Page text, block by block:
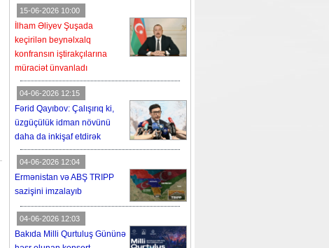
15-06-2026 10:00
İlham Əliyev Şuşada
keçirilən beynəlxalq
konfransın iştirakçılarına
müraciət ünvanladı
04-06-2026 12:15
Fərid Qayıbov: Çalışırıq ki,
üzgüçülük idman növünü
daha da inkişaf etdirək
04-06-2026 12:04
Ermənistan və ABŞ TRIPP
sazişini imzalayıb
04-06-2026 12:03
Bakıda Milli Qurtuluş Gününə